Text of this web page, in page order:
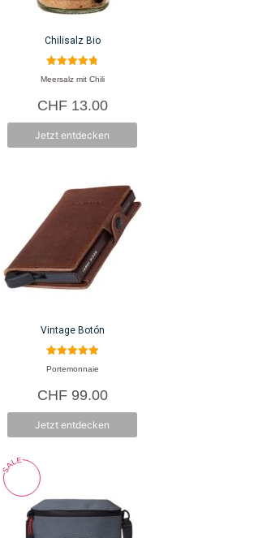
Chilisalz Bio
4.80
von 5
Meersalz mit Chili
CHF13.00
Jetzt entdecken
Vintage Botón
von 5
Portemonnaie
CHF99.00
Jetzt entdecken